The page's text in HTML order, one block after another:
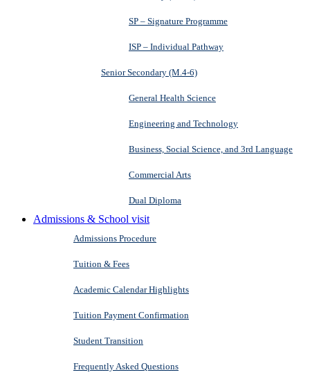
SP – Signature Programme
ISP – Individual Pathway
Senior Secondary (M.4-6)
General Health Science
Engineering and Technology
Business, Social Science, and 3rd Language
Commercial Arts
Dual Diploma
Admissions & School visit
Admissions Procedure
Tuition & Fees
Academic Calendar Highlights
Tuition Payment Confirmation
Student Transition
Frequently Asked Questions